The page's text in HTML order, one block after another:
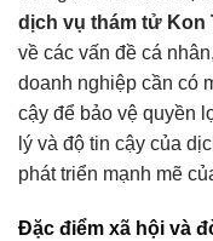
dịch vụ thám tử Kon
về các vấn đề cá
doanh nghiệp cần có
cậy để bảo vệ quyền
lý và độ tin cậy của
phát triển mạnh mẽ
Đặc điểm xã hội và